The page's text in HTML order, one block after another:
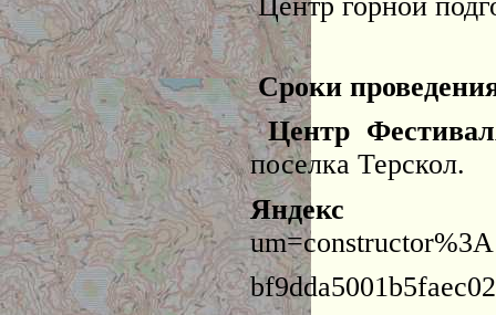
Сроки
Центр
поселка Терскол.
Яндекс